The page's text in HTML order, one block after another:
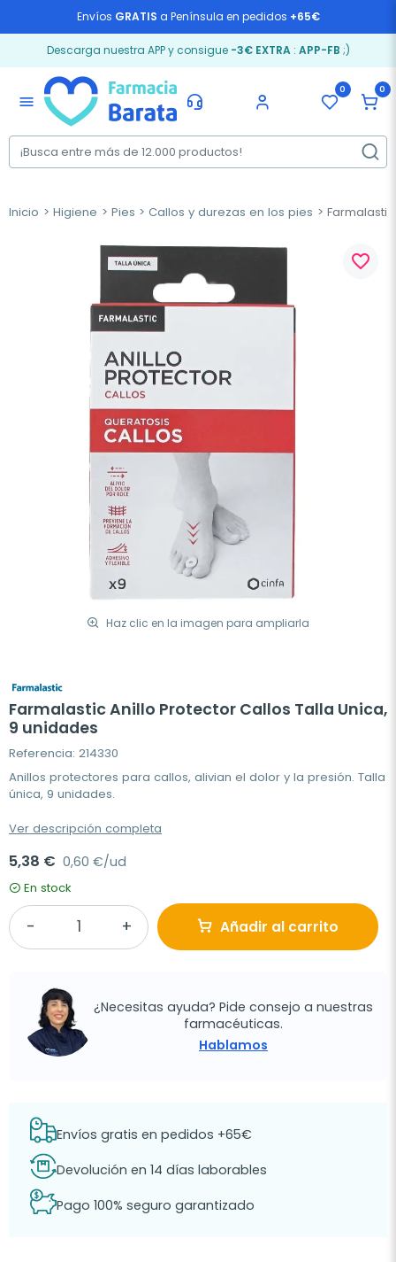
Envíos GRATIS a Península en pedidos +65€
Descarga nuestra APP y consigue -3€ EXTRA: APP-FB ;)
menu
0 0
Inicio Higiene Pies Callos y durezas en los pies
Haz clic en la imagen para ampliarla
favorite_border
Farmalastic Anillo Protector Callos Talla Unica,
9 unidades
Referencia: 214330
Anillos protectores para callos, alivian el dolor y la presión. Talla
única, 9 unidades.
Ver descripción completa
5,38 € 0,60 €/ud
En stock
Añadir al carrito
¿Necesitas ayuda? Pide consejo a nuestras
farmacéuticas.
Hablamos
Envíos gratis en pedidos +65€
Devolución en 14 días laborables
Pago 100% seguro garantizado